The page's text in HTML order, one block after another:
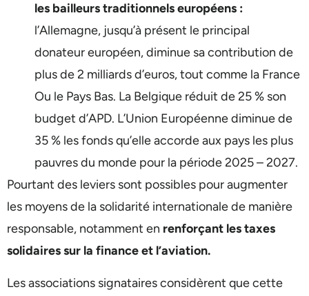
les bailleurs traditionnels européens :
l’Allemagne, jusqu’à présent le principal
donateur européen, diminue sa contribution de
plus de 2 milliards d’euros, tout comme la France
Ou le Pays Bas. La Belgique réduit de 25 % son
budget d’APD. L’Union Européenne diminue de
35 % les fonds qu’elle accorde aux pays les plus
pauvres du monde pour la période 2025 – 2027.
Pourtant des leviers sont possibles pour augmenter
les moyens de la solidarité internationale de manière
responsable, notamment en renforçant les taxes
solidaires sur la finance et l’aviation.
Les associations signataires considèrent que cette